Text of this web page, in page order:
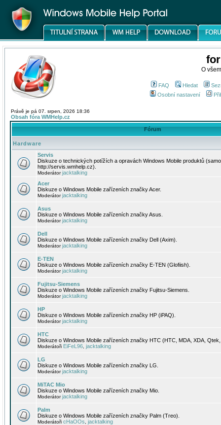
O
FAQ Hledat
Osobní nastavení
Právě je pá 07. srpen, 2026 18:36
Obsah fóra WMHelp.cz
Fórum
Hardware
Servis
Diskuze o technických potížích a opravách Windows Mobile produktů
http://servis.wmhelp.cz).
Moderátorjacktalking
Acer
Diskuze o Windows Mobile zařízeních značky Acer.
Moderátorjacktalking
Asus
Diskuze o Windows Mobile zařízeních značky Asus.
Moderátorjacktalking
Dell
Diskuze o Windows Mobile zařízeních značky Dell (Axim).
Moderátorjacktalking
E-TEN
Diskuze o Windows Mobile zařízeních značky E-TEN (Glofiish).
Moderátorjacktalking
Fujitsu-Siemens
Diskuze o Windows Mobile zařízeních značky Fujitsu-Siemens.
Moderátorjacktalking
HP
Diskuze o Windows Mobile zařízeních značky HP (iPAQ).
Moderátorjacktalking
HTC
Diskuze o Windows Mobile zařízeních značky HTC (HTC, MDA, XDA,
Moderátoři EiFeL96 jacktalking
LG
Diskuze o Windows Mobile zařízeních značky LG.
Moderátorjacktalking
MiTAC Mio
Diskuze o Windows Mobile zařízeních značky Mio.
Moderátorjacktalking
Palm
Diskuze o Windows Mobile zařízeních značky Palm (Treo).
Moderátoři cHaOOs jacktalking